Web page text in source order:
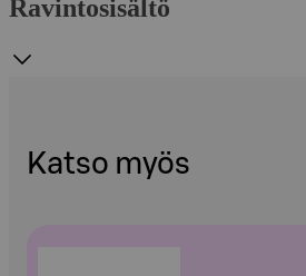
Ravintosisältö
Katso myös